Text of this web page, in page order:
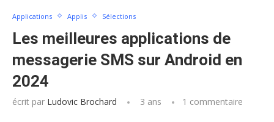
Applications Applis Sélections
Les meilleures applications de
messagerie SMS sur Android en
2024
écrit par Ludovic Brochard 3 ans 1 commentaire